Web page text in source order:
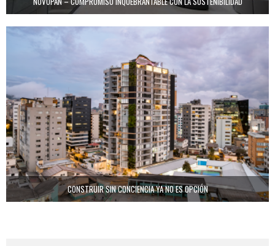
CONSTRUIR SIN CONCIENCIA YA NO ES OPCIÓN